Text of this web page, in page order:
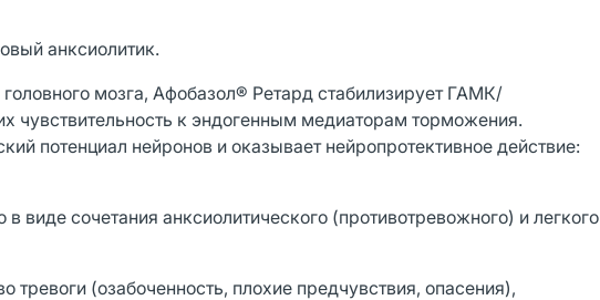
анксиолитик.
мозга, Афобазол® Ретард стабилизирует ГАМК/
чувствительность к эндогенным медиаторам торможения.
потенциал нейронов и оказывает нейропротективное действие:
виде сочетания анксиолитического (противотревожного) и легкого
(озабоченность, плохие предчувствия, опасения),